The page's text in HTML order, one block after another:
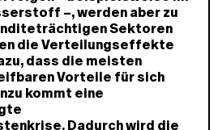
–, werden aber zu
Sektoren
die Verteilungseffekte
dass die meisten
Vorteile für sich
kommt eine
Dadurch wird die